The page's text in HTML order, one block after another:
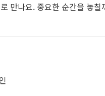
만나요. 중요한 순간을 놓칠